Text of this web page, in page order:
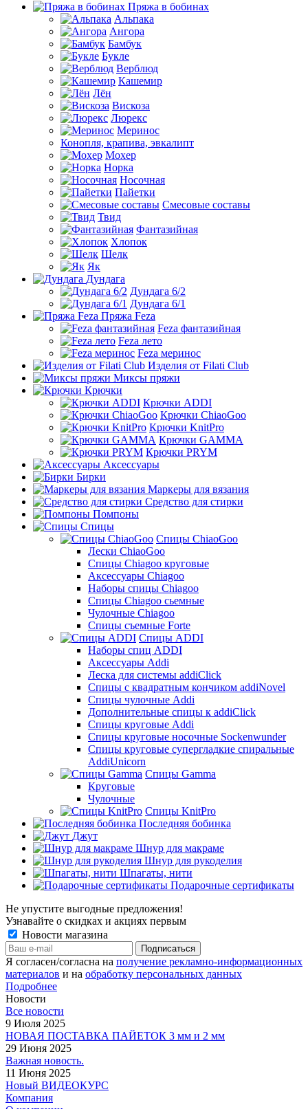
Пряжа в бобинах
Альпака
Ангора
Бамбук
Букле
Верблюд
Кашемир
Лён
Вискоза
Люрекс
Меринос
Конопля, крапива, эвкалипт
Мохер
Норка
Носочная
Пайетки
Смесовые составы
Твид
Фантазийная
Хлопок
Шелк
Як
Дундага
Дундага 6/2
Дундага 6/1
Пряжа Feza
Feza фантазийная
Feza лето
Feza меринос
Изделия от Filati Club
Миксы пряжи
Крючки
Крючки ADDI
Крючки ChiaoGoo
Крючки KnitPro
Крючки GAMMA
Крючки PRYM
Аксессуары
Бирки
Маркеры для вязания
Средство для стирки
Помпоны
Спицы
Спицы ChiaoGoo
Лески ChiaoGoo
Cпицы Сhiagoo круговые
Аксессуары Chiagoo
Наборы спицы Chiagoo
Спицы Chiagoo сьемные
Чулочные Chiagoo
Спицы съемные Forte
Спицы ADDI
Наборы спиц ADDI
Аксессуары Addi
Леска для системы addiClick
Спицы с квадратным кончиком addiNovel
Спицы чулочные Addi
Дополнительные спицы к addiClick
Спицы круговые Addi
Спицы круговые носочные Sockenwunder
Спицы круговые супергладкие спиральные
AddiUnicorn
Спицы Gamma
Круговые
Чулочные
Спицы KnitPro
Последняя бобинка
Джут
Шнур для макраме
Шнур для рукоделия
Шпагаты, нити
Подарочные сертификаты
Не упустите выгодные предложения!
Узнавайте о скидках и акциях первым
Новости магазина
Я согласен/согласна на получение рекламно-информационных
материалов и на обработку персональных данных
Подробнее
Новости
Все новости
9 Июля 2025
НОВАЯ ПОСТАВКА ПАЙЕТОК 3 мм и 2 мм
29 Июня 2025
Важная новость.
11 Июня 2025
Новый ВИДЕОКУРС
Компания